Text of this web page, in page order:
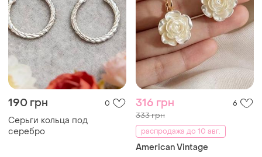
190 грн 0
Серьги кольца под
серебро
316 грн 6
333 грн
распродажа до 10 авг.
American Vintage